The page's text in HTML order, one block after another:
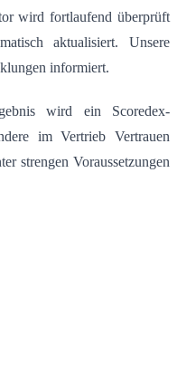
wird fortlaufend überprüft
aktualisiert. Unsere
informiert.
wird ein Scoredex-
im Vertrieb Vertrauen
strengen Voraussetzungen